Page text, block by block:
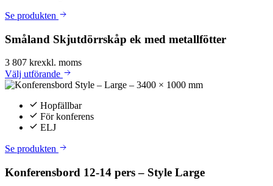
Se produkten
Småland Skjutdörrskåp ek med metallfötter
3 807 krexkl. moms
Välj utförande
Hopfällbar
För konferens
ELJ
Se produkten
Konferensbord 12-14 pers – Style Large